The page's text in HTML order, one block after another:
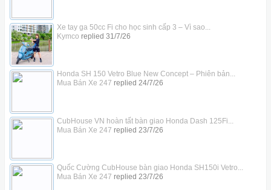
Xe tay ga 50cc Fi cho học sinh cấp 3 – Vì sao...
Kymco replied 31/7/26
Honda SH 150 Vetro Blue New Concept – Phiên bản...
Mua Bán Xe 247 replied 24/7/26
CubHouse VN hoàn tất bàn giao Honda Dash 125Fi...
Mua Bán Xe 247 replied 23/7/26
Quốc Cường CubHouse bàn giao Honda SH150i Vetro...
Mua Bán Xe 247 replied 23/7/26